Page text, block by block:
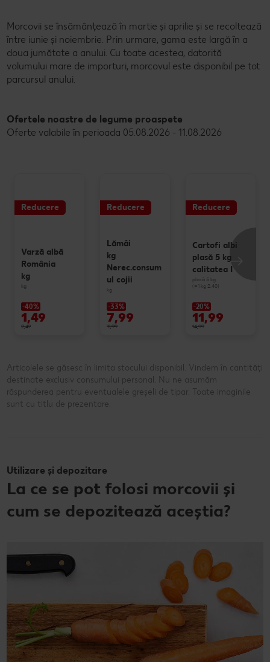
Morcovii se însămânțează în martie și aprilie și se recoltează
între iunie și noiembrie. Prin urmare, gama este largă în a
doua jumătate a anului. Cu toate acestea, datorită
volumului mare de importuri, morcovul este disponibil pe tot
parcursul anului.
Ofertele noastre de legume proaspete
Oferte valabile în perioada 05.08.2026 - 11.08.2026
Reducere
Varză albă
România
kg
kg
-40%
1,49
2,49
Reducere
Lămâi
kg
Nerec.consum
ul cojii
kg
-33%
7,99
11,99
Reducere
Cartofi albi
plasă 5 kg
calitatea I
plasă 5 kg
(=1 kg 2.40)
-20%
11,99
14,99
Articolele se găsesc în limita stocului disponibil. Vindem în cantități
destinate exclusiv consumului personal. Nu ne asumăm
răspunderea pentru eventualele greșeli de tipar. Toate imaginile
sunt cu titlu de prezentare.
Utilizare și depozitare
La ce se pot folosi morcovii și
cum se depozitează aceștia?